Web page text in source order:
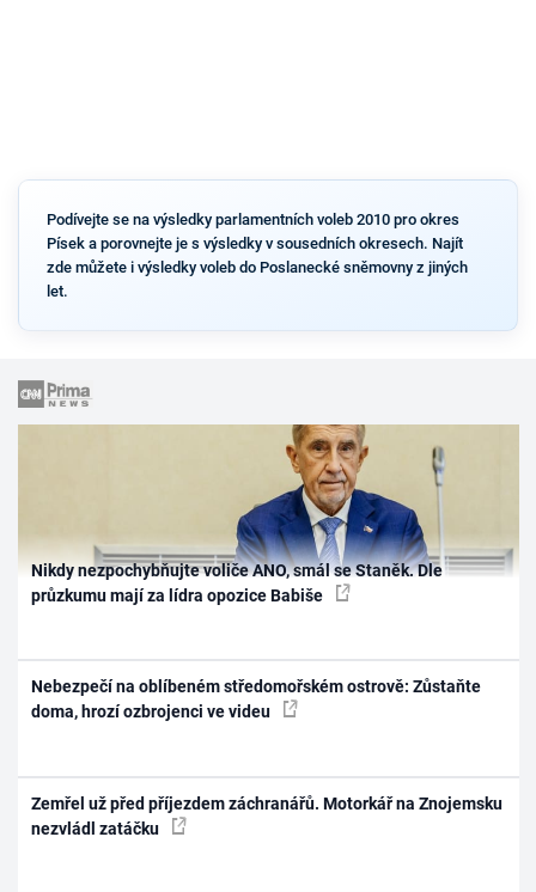
Podívejte se na výsledky parlamentních voleb 2010 pro okres
Písek a porovnejte je s výsledky v sousedních okresech. Najít
zde můžete i výsledky voleb do Poslanecké sněmovny z jiných
let.
Nikdy nezpochybňujte voliče ANO, smál se Staněk. Dle
průzkumu mají za lídra opozice Babiše
Nebezpečí na oblíbeném středomořském ostrově: Zůstaňte
doma, hrozí ozbrojenci ve videu
Zemřel už před příjezdem záchranářů. Motorkář na Znojemsku
nezvládl zatáčku